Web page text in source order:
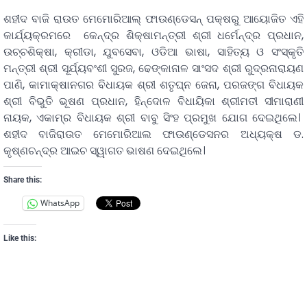
ଶହୀଦ ବାଜି ରାଉତ ମେମୋରିଆଲ୍ ଫାଉଣ୍ଡେସନ୍ ପକ୍ଷରୁ ଆୟୋଜିତ ଏହି
କାର୍ଯ୍ୟକ୍ରମରେ କେନ୍ଦ୍ର ଶିକ୍ଷାମନ୍ତ୍ରୀ ଶ୍ରୀ ଧର୍ମେନ୍ଦ୍ର ପ୍ରଧାନ,
ଉଚ୍ଚଶିକ୍ଷା, କ୍ରୀଡା, ଯୁବସେବା, ଓଡିଆ ଭାଷା, ସାହିତ୍ୟ ଓ ସଂସ୍କୃତି
ମନ୍ତ୍ରୀ ଶ୍ରୀ ସୂର୍ଯ୍ୟବଂଶୀ ସୁରଜ, ଢେଙ୍କାନାଳ ସାଂସଦ ଶ୍ରୀ ରୁଦ୍ରନାରାୟଣ
ପାଣି, କାମାକ୍ଷାନଗର ବିଧାୟକ ଶ୍ରୀ ଶତୃଘ୍ନ ଜେନା, ପରଜଙ୍ଗ ବିଧାୟକ
ଶ୍ରୀ ବିଭୁତି ଭୂଷଣ ପ୍ରଧାନ, ହିନ୍ଦୋଳ ବିଧାୟିକା ଶ୍ରୀମତୀ ସୀମାରାଣୀ
ନାୟକ, ଏକାମ୍ର ବିଧାୟକ ଶ୍ରୀ ବାବୁ ସିଂହ ପ୍ରମୁଖ ଯୋଗ ଦେଇଥିଲେ।
ଶହୀଦ ବାଜିରାଉତ ମେମୋରିଆଲ ଫାଉଣ୍ଡେସନର ଅଧ୍ୟକ୍ଷ ଡ.
କୃଷ୍ଣଚନ୍ଦ୍ର ଆଇଚ ସ୍ୱାଗତ ଭାଷଣ ଦେଇଥିଲେ।
Share this:
WhatsApp
Like this: